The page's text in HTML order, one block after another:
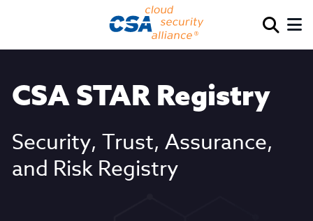
CSA STAR Registry
Security, Trust, Assurance,
and Risk Registry